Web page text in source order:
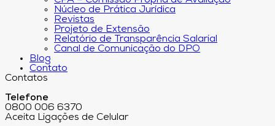
Núcleo de Prática Jurídica
Revistas
Projeto de Extensão
Relatório de Transparência Salarial
Canal de Comunicação do DPO
Blog
Contato
Contatos
Telefone
0800 006 6370
Aceita Ligações de Celular